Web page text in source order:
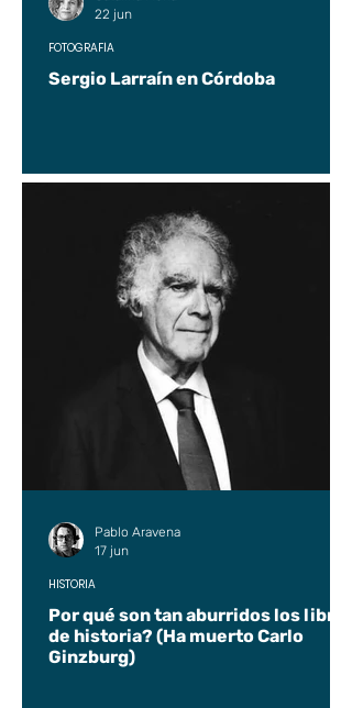
Sergio Larraín en Córdoba
FOTOGRAFÍA
22 jun
Por qué son tan aburridos los libros
de historia? (Ha muerto Carlo
Ginzburg)
HISTORIA
Pablo Aravena
17 jun